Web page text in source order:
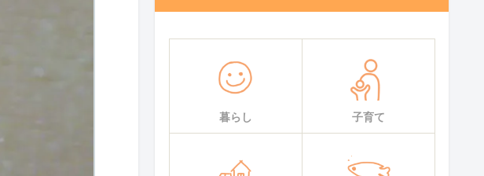
暮らし 子育て